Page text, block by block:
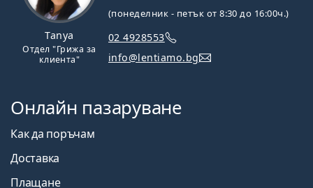
Tanya
Отдел "Грижа за
клиента"
(понеделник - петък от 8:30 до 16:00ч.)
02 4928553
info@lentiamo.bg
Онлайн пазаруване
Как да поръчам
Доставка
Плащане